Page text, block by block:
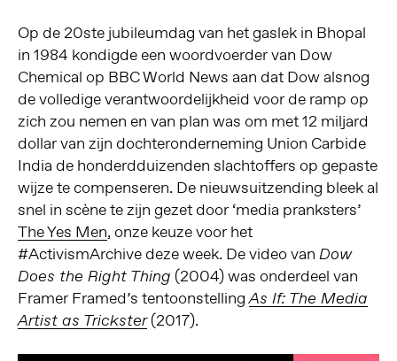
Op de 20ste jubileumdag van het gaslek in Bhopal
in 1984 kondigde een woordvoerder van Dow
Chemical op BBC World News aan dat Dow alsnog
de volledige verantwoordelijkheid voor de ramp op
zich zou nemen en van plan was om met 12 miljard
dollar van zijn dochteronderneming Union Carbide
India de honderdduizenden slachtoffers op gepaste
wijze te compenseren. De nieuwsuitzending bleek al
snel in scène te zijn gezet door ‘media pranksters’
The Yes Men, onze keuze voor het
#ActivismArchive deze week. De video van Dow
Does the Right Thing (2004) was onderdeel van
Framer Framed’s tentoonstellingAs If: The Media
Artist as Trickster(2017).